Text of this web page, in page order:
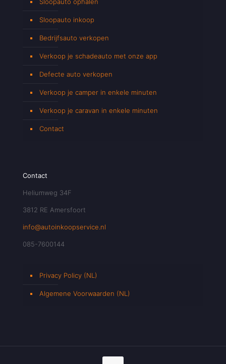
Sloopauto inkoop
Bedrijfsauto verkopen
Verkoop je schadeauto met onze app
Defecte auto verkopen
Verkoop je camper in enkele minuten
Verkoop je caravan in enkele minuten
Contact
Contact
Heliumweg 34F
3812 RE Amersfoort
info@autoinkoopservice.nl
085-7600144
Privacy Policy (NL)
Algemene Voorwaarden (NL)